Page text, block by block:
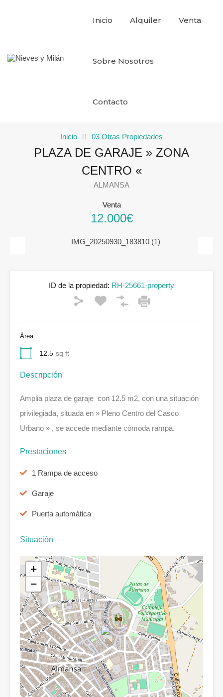
Inicio Alquiler Venta
Sobre Nosotros
Contacto
Inicio 03 Otras Propiedades
PLAZA DE GARAJE » ZONA
CENTRO «
ALMANSA
Venta
12.000€
ID de la propiedad: RH-25661-property
Área
12.5 sq ft
Descripción
Amplia plaza de garaje con 12.5 m2, con una situación
privilegiada, situada en » Pleno Centro del Casco
Urbano » , se accede mediante cómoda rampa.
Prestaciones
1 Rampa de acceso
Garaje
Puerta automática
Situación
+
−